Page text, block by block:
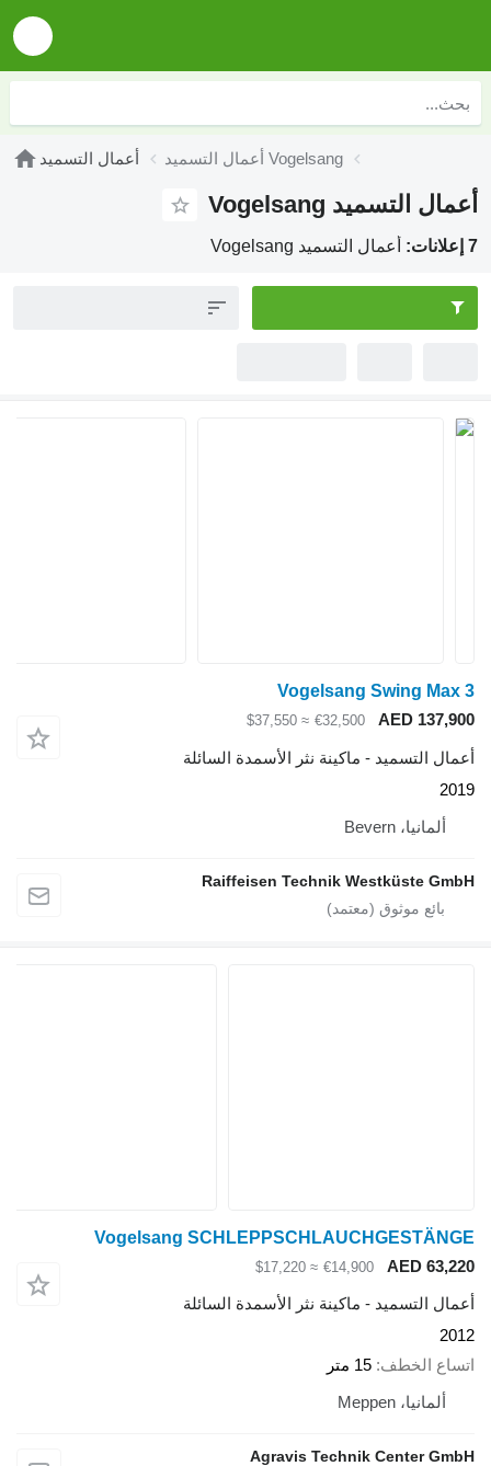
أعمال التسميد أعمال التسميد Vogelsang
أعمال التسميد Vogelsang
7 إعلانات: أعمال التسميد Vogelsang
Vogelsang Swing Max 3
AED 137,900
€32,500
≈ $37,550
أعمال التسميد - ماكينة نثر الأسمدة السائلة
2019
ألمانيا، Bevern
Raiffeisen Technik Westküste GmbH
Vogelsang SCHLEPPSCHLAUCHGESTÄNGE
AED 63,220
€14,900
≈ $17,220
أعمال التسميد - ماكينة نثر الأسمدة السائلة
2012
اتساع الخطف 15 متر
ألمانيا، Meppen
Agravis Technik Center GmbH